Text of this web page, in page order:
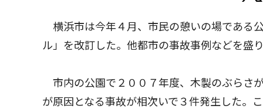
横浜市は今年４月、市民の憩いの場である
ル」を改訂した。他都市の事故事例などを盛
市内の公園で２００７年度、木製のぶらさ
が原因となる事故が相次いで３件発生した。